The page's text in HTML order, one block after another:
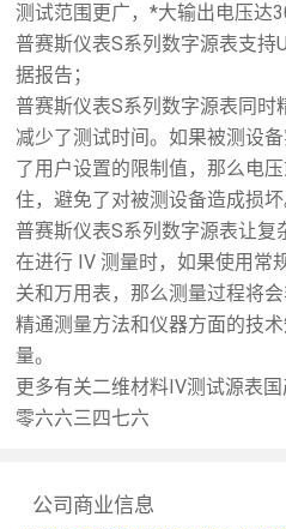
测试范围更广，*大输出电压达
普赛斯仪表S系列数字源表支持
据报告；
普赛斯仪表S系列数字源表同时
减少了测试时间。如果被测设
了用户设置的限制值，那么电
住，避免了对被测设备造成损坏
普赛斯仪表S系列数字源表让复
在进行 IV 测量时，如果使用常
关和万用表，那么测量过程将
精通测量方法和仪器方面的技
量。
更多有关二维材料IV测试源表
零六六三四七六
公司商业信息